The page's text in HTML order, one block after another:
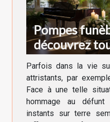
Pompes
découvrez
Parfois dans la vie
attristants, par
Face à une telle
hommage au
instants sur terre